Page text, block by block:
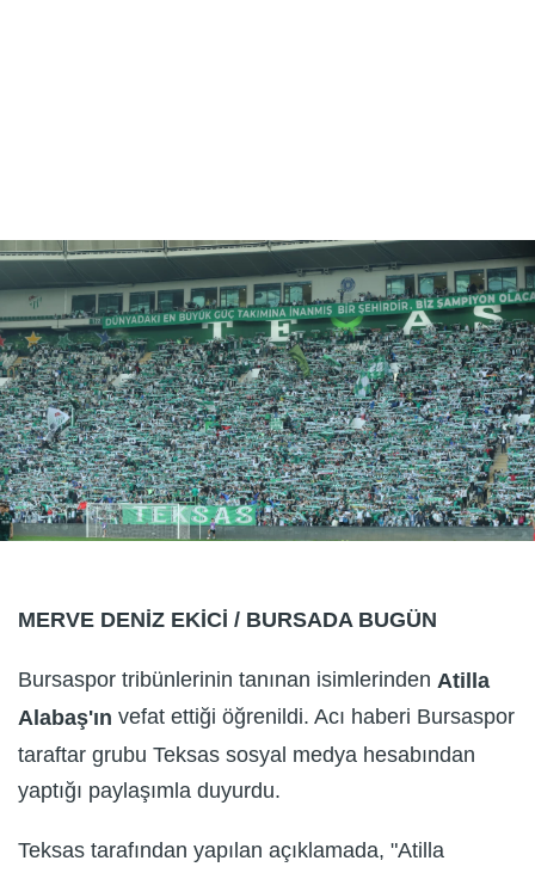
MERVE DENİZ EKİCİ / BURSADA BUGÜN
Bursaspor tribünlerinin tanınan isimlerinden Atilla
Alabaş'ın vefat ettiği öğrenildi. Acı haberi Bursaspor
taraftar grubu Teksas sosyal medya hesabından
yaptığı paylaşımla duyurdu.
Teksas tarafından yapılan açıklamada, "Atilla